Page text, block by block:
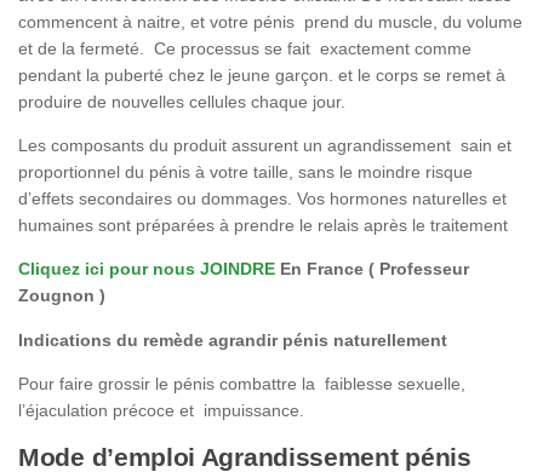
commencent à naitre, et votre pénis prend du muscle, du volume
et de la fermeté. Ce processus se fait exactement comme
pendant la puberté chez le jeune garçon. et le corps se remet à
produire de nouvelles cellules chaque jour.
Les composants du produit assurent un agrandissement sain et
proportionnel du pénis à votre taille, sans le moindre risque
d’effets secondaires ou dommages. Vos hormones naturelles et
humaines sont préparées à prendre le relais après le traitement
Cliquez ici pour nous JOINDRE En France ( Professeur
Zougnon )
Indications du remède agrandir pénis naturellement
Pour faire grossir le pénis combattre la faiblesse sexuelle,
l’éjaculation précoce et impuissance.
Mode d’emploi Agrandissement pénis